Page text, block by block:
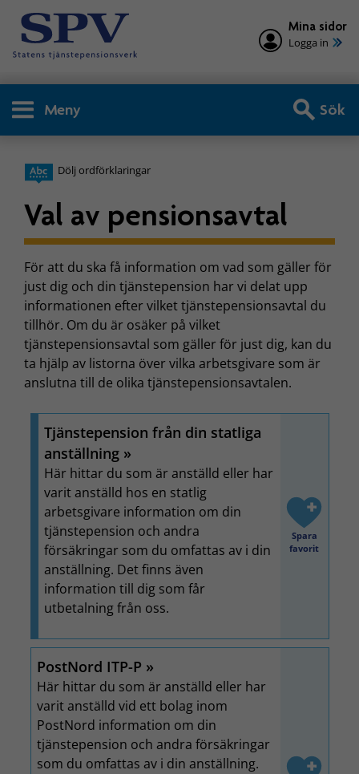
Mina sidor
Logga in
Meny Sök
Dölj ordförklaringar
Val av pensionsavtal
För att du ska få information om vad som gäller för
just dig och din tjänstepension har vi delat upp
informationen efter vilket tjänstepensionsavtal du
tillhör. Om du är osäker på vilket
tjänstepensionsavtal som gäller för just dig, kan du
ta hjälp av listorna över vilka arbetsgivare som är
anslutna till de olika tjänstepensionsavtalen.
Tjänstepension från din statliga
anställning
Här hittar du som är anställd eller har
varit anställd hos en statlig
arbetsgivare information om din
tjänstepension och andra
försäkringar som du omfattas av i din
anställning. Det finns även
information till dig som får
utbetalning från oss.
Spara
favorit
PostNord ITP-P
Här hittar du som är anställd eller har
varit anställd vid ett bolag inom
PostNord information om din
tjänstepension och andra försäkringar
som du omfattas av i din anställning.